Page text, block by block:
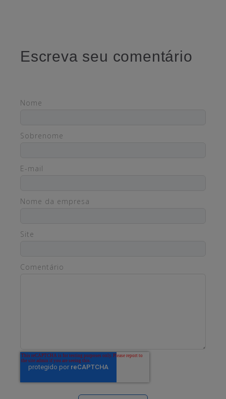
Escreva seu comentário
Nome
Sobrenome
E-mail
Nome da empresa
Site
Comentário